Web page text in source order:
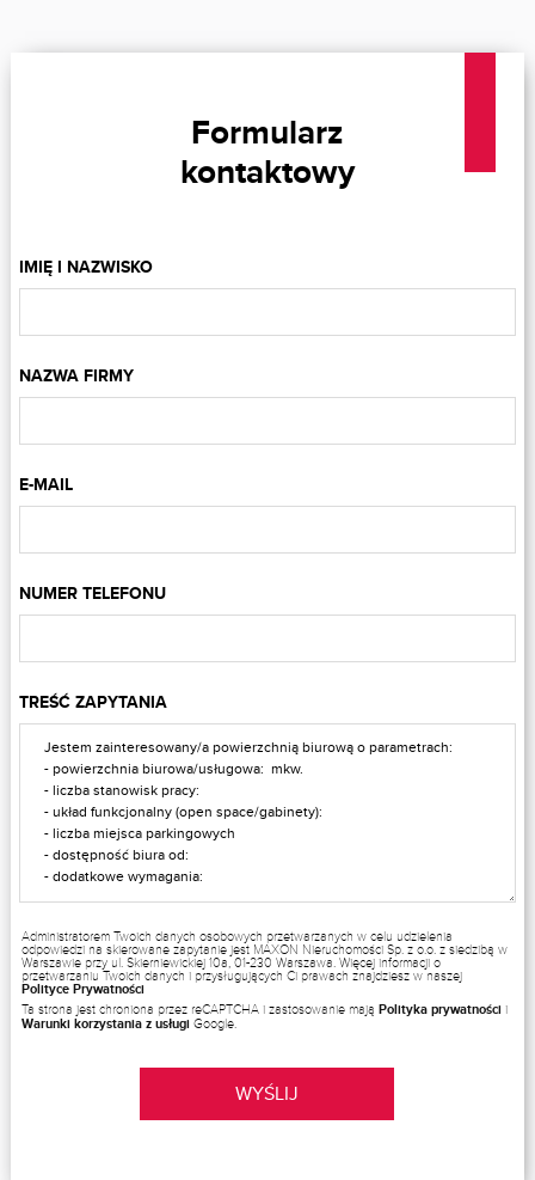
Formularz
kontaktowy
IMIĘ I NAZWISKO
NAZWA FIRMY
E-MAIL
NUMER TELEFONU
TREŚĆ ZAPYTANIA
Administratorem Twoich danych osobowych przetwarzanych w celu udzielenia
odpowiedzi na skierowane zapytanie jest MAXON Nieruchomości Sp. z o.o. z siedzibą w
Warszawie przy ul. Skierniewickiej 10a, 01-230 Warszawa. Więcej informacji o
przetwarzaniu Twoich danych i przysługujących Ci prawach znajdziesz w naszej
Polityce Prywatności
Ta strona jest chroniona przez reCAPTCHA i zastosowanie mają Polityka prywatności i
Warunki korzystania z usługi Google.
WYŚLIJ